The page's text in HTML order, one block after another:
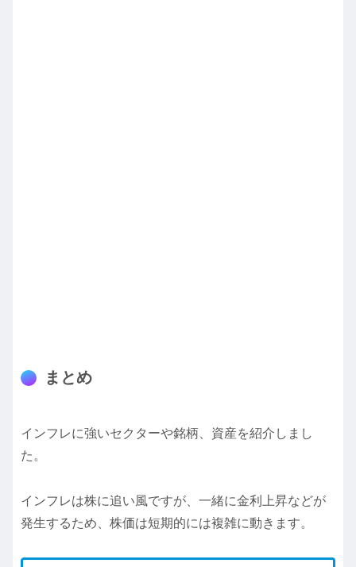
まとめ
インフレに強いセクターや銘柄、資産を紹介しまし
た。
インフレは株に追い風ですが、一緒に金利上昇などが
発生するため、株価は短期的には複雑に動きます。